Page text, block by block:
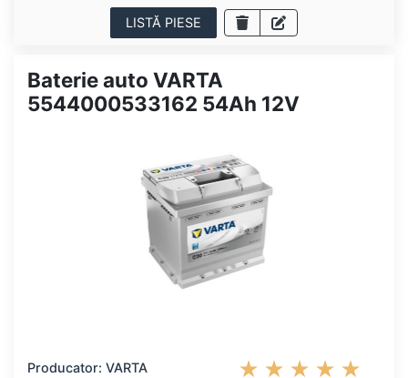
LISTĂ PIESE
Baterie auto VARTA
5544000533162 54Ah 12V
Producator: VARTA